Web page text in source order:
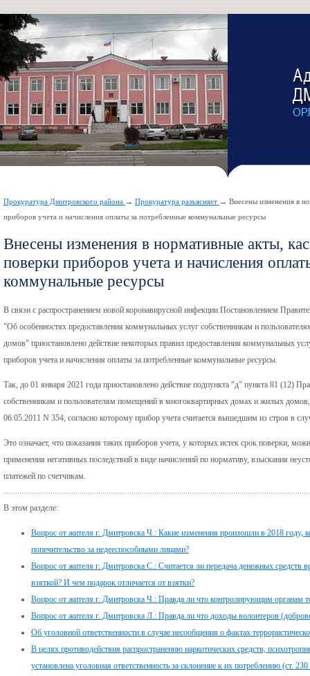
Прокуратура Дмитровского района → Прокуратура разъясняет → Внесены изменения в
приборов учета и начисления оплаты за потребленные коммунальные ресурсы
Внесены изменения в нормативные акты,
поверки приборов учета и начисления
коммунальные ресурсы
В связи с распространением новой коронавирусной инфекции Постановлением
"Об особенностях предоставления коммунальных услуг собственникам и
домов" приостановлено действие некоторых правил предоставления коммунальных
приборов учета и начисления оплаты за потребленные коммунальные ресурсы.
Так, до 01 января 2021 года приостановлено действие подпункта "д" пункта 81 (12)
собственникам и пользователям помещений в многоквартирных домах и жилых
06.05.2011 N 354, согласно которому прибор учета считается вышедшим из строя в
Это означает, что показания таких приборов учета, у которых истек срок поверки,
применения негативных последствий в виде начислений по нормативу, взыскания
платежей по счетчикам.
В этом разделе:
Вопрос от жителя г. Дмитровска Ч.: Какие изменения произошли в 2018 году,
попечительство за недееспособными лицами?
Вопрос от жителя г. Дмитровска С.: Считается ли передача денежных средств
взяткой? И чем подарок отличается от взятки?
Вопрос от жителя г. Дмитровска Ч.: Правда ли что контролирующим органам
Вопрос от жителя г. Дмитровска Л.: Правда ли что доходы волонтеров
Об уголовной ответственности в случае несообщения о фактах
В целях противодействия распространению наркотических средств,
установлена уголовная ответственность за склонение к их потреблению (ст.